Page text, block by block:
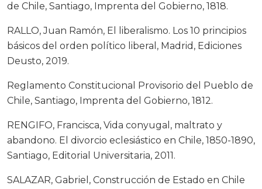
de Chile, Santiago, Imprenta del Gobierno, 1818.
RALLO, Juan Ramón, El liberalismo. Los 10 principios
básicos del orden político liberal, Madrid, Ediciones
Deusto, 2019.
Reglamento Constitucional Provisorio del Pueblo de
Chile, Santiago, Imprenta del Gobierno, 1812.
RENGIFO, Francisca, Vida conyugal, maltrato y
abandono. El divorcio eclesiástico en Chile, 1850-1890,
Santiago, Editorial Universitaria, 2011.
SALAZAR, Gabriel, Construcción de Estado en Chile